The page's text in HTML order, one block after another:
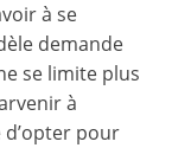
à se
demande
se limite plus
à
pour